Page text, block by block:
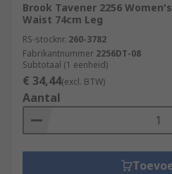
Brook Tavener 2256
Waist 74cm Leg
RS-stocknr. 260-3782
Fabrikantnummer 2256DT-08
Subtotaal (1 eenheid)
€ 34,44(excl. BTW)
Aantal